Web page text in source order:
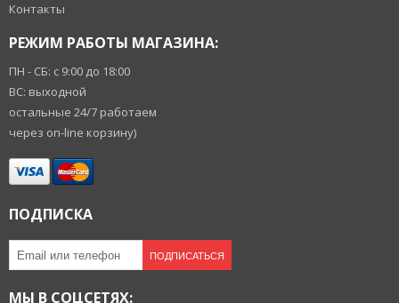
Контакты
РЕЖИМ РАБОТЫ МАГАЗИНА:
ПН - СБ: с 9:00 до 18:00
ВС: выходной
остальные 24/7 работаем
через on-line корзину)
ПОДПИСКА
ПОДПИСАТЬСЯ
МЫ В СОЦСЕТЯХ: